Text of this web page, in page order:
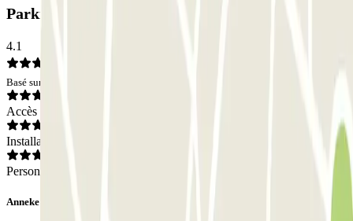
Parking CLUBÖ Central Gran Vía: Avis
4.1
Basé sur 3 avis
Accès
Installations
Personnel
Anneke